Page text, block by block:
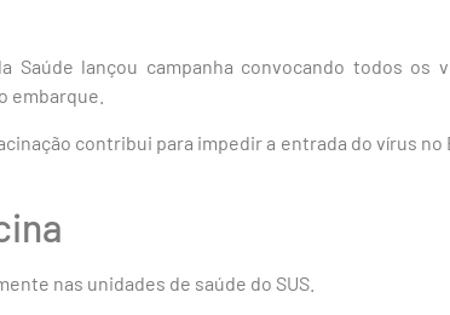
Saúde lançou campanha convocando todos os
embarque.
contribui para impedir a entrada do vírus no
nas unidades de saúde do SUS.